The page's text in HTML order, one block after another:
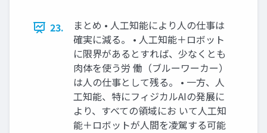
23.
まとめ • 人工知能により人の仕事は
確実に減る。 • 人工知能＋ロボット
に限界があるとすれば、少なくとも
肉体を使う労 働（ブルーワーカー）
は人の仕事として残る。 • 一方、人
工知能、特にフィジカルAIの発展に
より、すべての領域にお いて人工知
能＋ロボットが人間を凌駕する可能